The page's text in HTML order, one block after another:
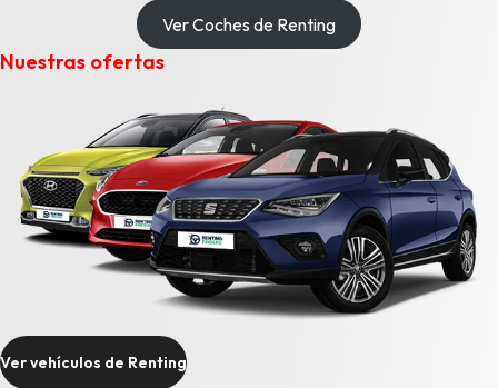
Ver Coches de Renting
Nuestras ofertas
Ver vehículos de Renting